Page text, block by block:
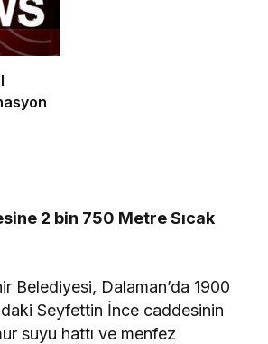
2 bin 750 Metre Sıcak
Belediyesi, Dalaman’da 1900
Seyfettin İnce caddesinin
suyu hattı ve menfez